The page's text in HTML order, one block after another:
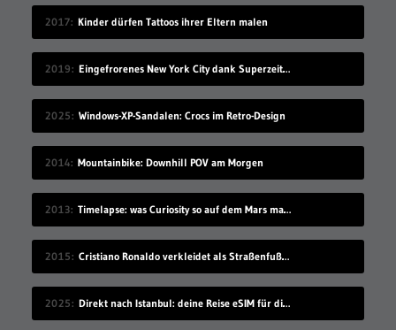
2017 Kinder dürfen Tattoos ihrer Eltern malen
2019 Eingefrorenes New York City dank Superzeitlupe
2025 Windows-XP-Sandalen: Crocs im Retro-Design
2014 Mountainbike: Downhill POV am Morgen
2013 Timelapse: was Curiosity so auf dem Mars macht
2015 Cristiano Ronaldo verkleidet als Straßenfußballer
2025 Direkt nach Istanbul: deine Reise eSIM für die Türkei